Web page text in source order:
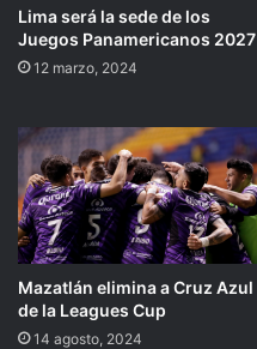
Lima será la sede de los
Juegos Panamericanos 2027
12 marzo, 2024
Mazatlán elimina a Cruz Azul
de la Leagues Cup
14 agosto, 2024